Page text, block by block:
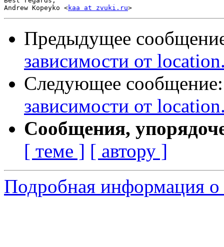
Andrew Kopeyko <kaa at zvuki.ru
Предыдущее
зависимости от
Следующее
зависимости от
Сообщения,
[ теме ] [ автору ]
Подробная информация